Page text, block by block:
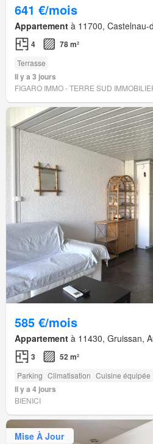
641 €/mois
Appartement à 11700, Castelnau-
4 78 m²
Terrasse
Il y a 3 jours
FIGARO IMMO - TERRE SUD
585 €/mois
Appartement à 11430, Gruissan,
3 52 m²
Parking Climatisation Cuisine équipée
Il y a 4 jours
BIENICI
Mise À Jour